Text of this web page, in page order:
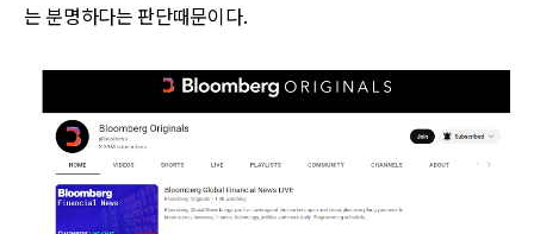
는 분명하다는 판단때문이다.